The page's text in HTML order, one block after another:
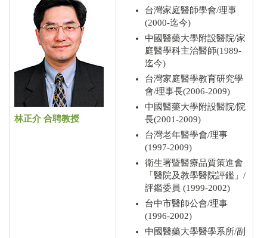
林正介 合聘教授
台灣家庭醫師學會/理事
(2000-迄今)
中國醫藥大學附設醫院/家
庭醫學科主治醫師(1989-
迄今)
台灣家庭醫學教育研究學
會/理事長(2006-2009)
中國醫藥大學附設醫院/院
長(2001-2009)
台灣老年醫學會/理事
(1997-2009)
衛生署暨醫療品質策進會
「醫院及教學醫院評鑑」/
評鑑委員 (1999-2002)
台中市醫師公會/理事
(1996-2002)
中國醫藥大學醫學系所/副